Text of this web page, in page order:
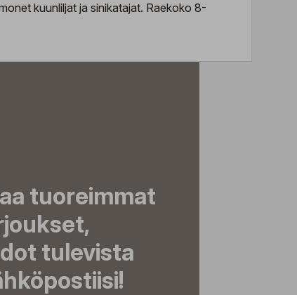
kuunliljat ja sinikatajat. Raekoko 8-
tuoreimmat
tulevista